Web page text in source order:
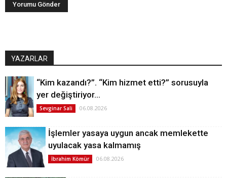
YAZARLAR
“Kim kazandı?”. “Kim hizmet etti?” sorusuyla
yer değiştiriyor…
Sevginar Sali 06.08.2026
İşlemler yasaya uygun ancak memlekette
uyulacak yasa kalmamış
İbrahim Kömür 06.08.2026